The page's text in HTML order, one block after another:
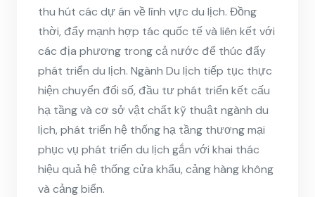
thu hút các dự án về lĩnh vực du lịch. Đồng
thời, đẩy mạnh hợp tác quốc tế và liên kết với
các địa phương trong cả nước để thúc đẩy
phát triển du lịch. Ngành Du lịch tiếp tục thực
hiện chuyển đổi số, đầu tư phát triển kết cấu
hạ tầng và cơ sở vật chất kỹ thuật ngành du
lịch, phát triển hệ thống hạ tầng thương mại
phục vụ phát triển du lịch gắn với khai thác
hiệu quả hệ thống cửa khẩu, cảng hàng không
và cảng biển.